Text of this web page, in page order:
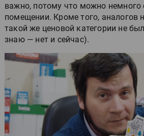
важно, потому что можно немного
помещении. Кроме того, аналогов
такой же ценовой категории не
знаю — нет и сейчас).